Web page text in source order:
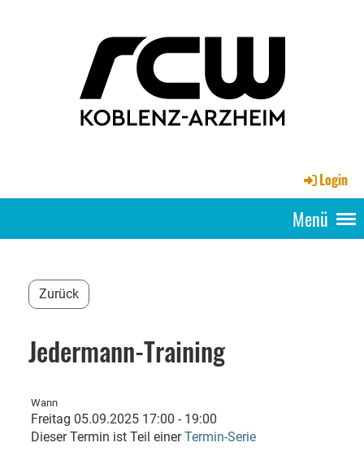
Login
Menü
Zurück
Jedermann-Training
Wann
Freitag 05.09.2025 17:00 - 19:00
Dieser Termin ist Teil einerTermin-Serie